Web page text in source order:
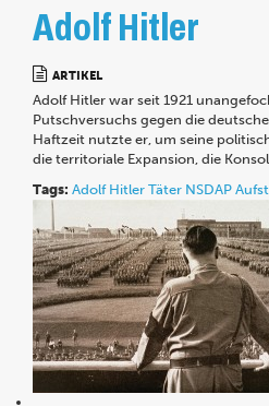
Adolf Hitler
ARTIKEL
Adolf Hitler war seit 1921
Putschversuchs gegen die
Haftzeit nutzte er, um seine
die territoriale Expansion, die
Tags: Adolf Hitler Täter NSDAP